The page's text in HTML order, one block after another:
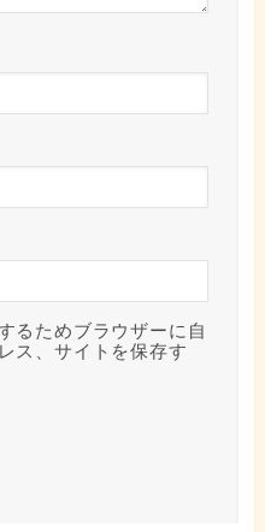
るためブラウザーに自
ス、サイトを保存す